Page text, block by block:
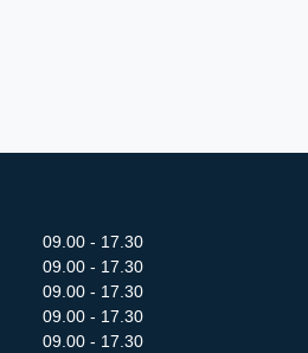
09.00 - 17.30
09.00 - 17.30
09.00 - 17.30
09.00 - 17.30
09.00 - 17.30